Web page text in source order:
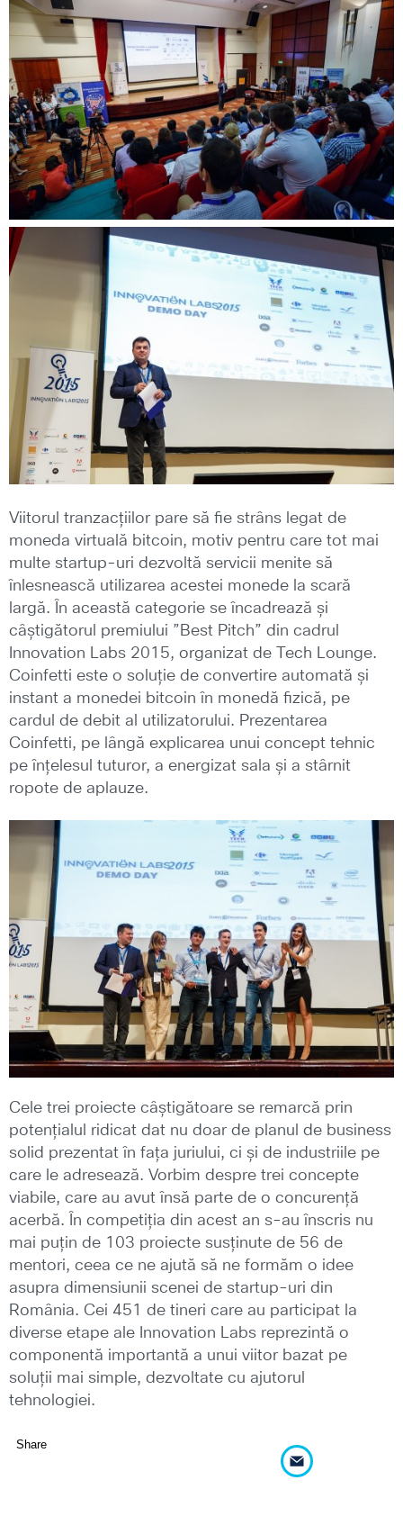
Viitorul tranzacțiilor pare să fie strâns legat de
moneda virtuală bitcoin, motiv pentru care tot mai
multe startup-uri dezvoltă servicii menite să
înlesnească utilizarea acestei monede la scară
largă. În această categorie se încadrează și
câștigătorul premiului ”Best Pitch” din cadrul
Innovation Labs 2015, organizat de Tech Lounge.
Coinfetti este o soluție de convertire automată și
instant a monedei bitcoin în monedă fizică, pe
cardul de debit al utilizatorului. Prezentarea
Coinfetti, pe lângă explicarea unui concept tehnic
pe înțelesul tuturor, a energizat sala și a stârnit
ropote de aplauze.
Cele trei proiecte câștigătoare se remarcă prin
potențialul ridicat dat nu doar de planul de business
solid prezentat în fața juriului, ci și de industriile pe
care le adresează. Vorbim despre trei concepte
viabile, care au avut însă parte de o concurență
acerbă. În competiția din acest an s-au înscris nu
mai puțin de 103 proiecte susținute de 56 de
mentori, ceea ce ne ajută să ne formăm o idee
asupra dimensiunii scenei de startup-uri din
România. Cei 451 de tineri care au participat la
diverse etape ale Innovation Labs reprezintă o
componentă importantă a unui viitor bazat pe
soluții mai simple, dezvoltate cu ajutorul
tehnologiei.
Share